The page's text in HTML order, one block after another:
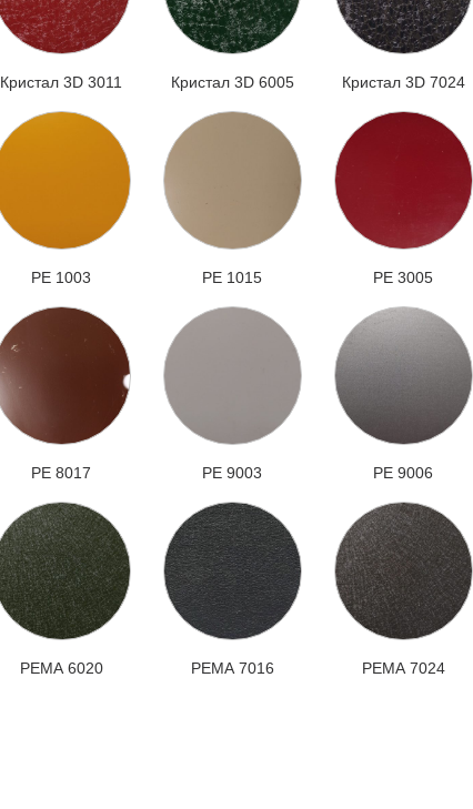
Кристал 3D 3011 Кристал 3D 6005 Кристал 3D 7024
РЕ 1003 РЕ 1015 РЕ 3005
РЕ 8017 РЕ 9003 РЕ 9006
РЕМА 6020 РЕМА 7016 РЕМА 7024